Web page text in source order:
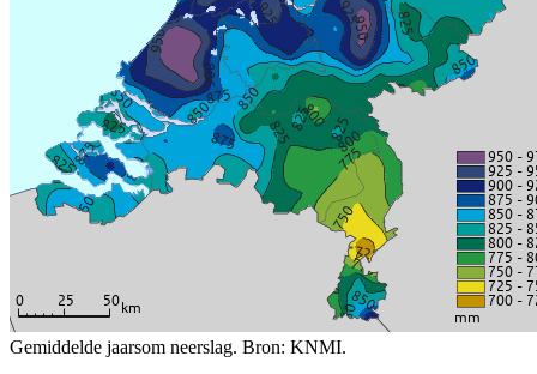
Gemiddelde jaarsom neerslag. Bron: KNMI.